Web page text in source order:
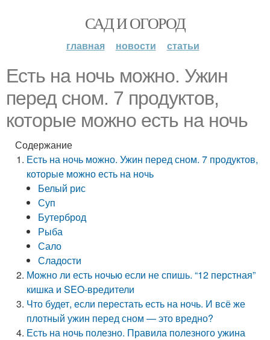
САД И ОГОРОД
главная новости статьи
Есть на ночь можно. Ужин
перед сном. 7 продуктов,
которые можно есть на ночь
Содержание
Есть на ночь можно. Ужин перед сном. 7 продуктов,
которые можно есть на ночь
Белый рис
Суп
Бутерброд
Рыба
Сало
Сладости
Можно ли есть ночью если не спишь. “12 перстная”
кишка и SEO-вредители
Что будет, если перестать есть на ночь. И всё же
плотный ужин перед сном — это вредно?
Есть на ночь полезно. Правила полезного ужина